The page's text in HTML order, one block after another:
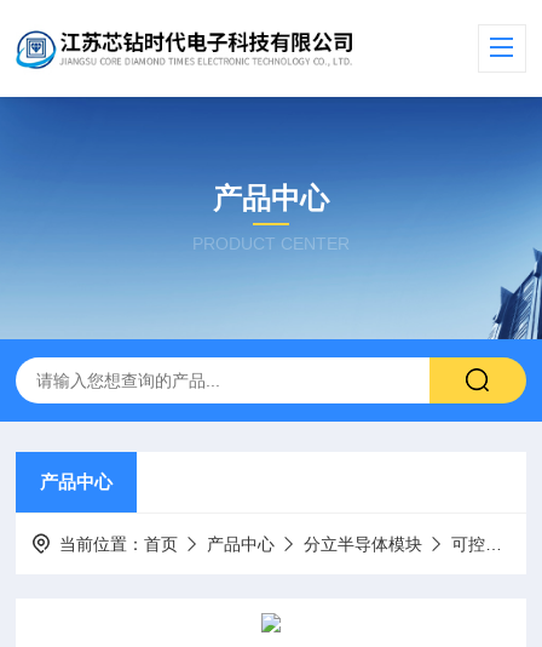
产品中心
PRODUCT CENTER
产品中心
当前位置：首页 产品中心 分立半导体模块 可控硅模块